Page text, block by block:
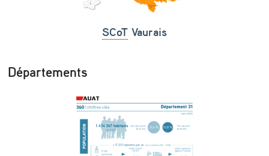
SCoT Vaurais
Départements